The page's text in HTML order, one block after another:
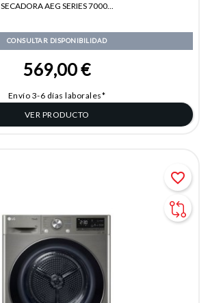
SECADORA AEG SERIES 7000...
CONSULTAR DISPONIBILIDAD
569,00 €
Envío 3-6 días laborales*
VER PRODUCTO
favorite_border